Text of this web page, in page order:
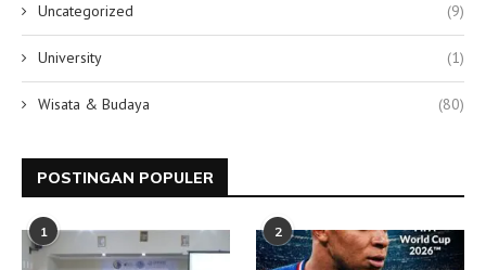
Uncategorized (9)
University (1)
Wisata & Budaya (80)
POSTINGAN POPULER
1 2